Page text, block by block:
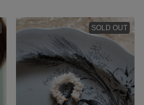
SOLD OUT